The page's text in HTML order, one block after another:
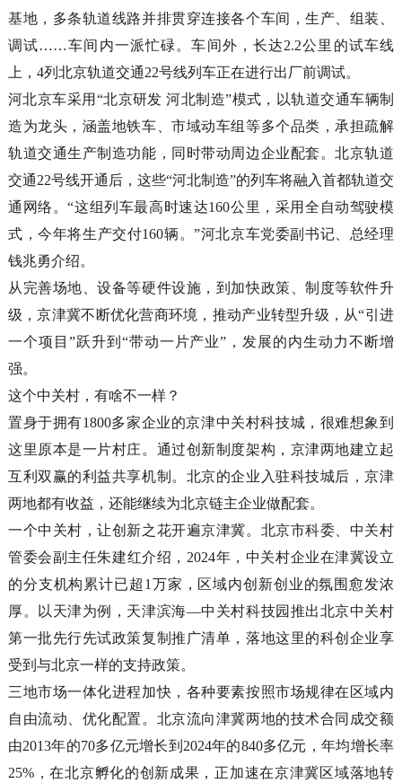
基地，多条轨道线路并排贯穿连接各个车间，生产、组装、
调试……车间内一派忙碌。车间外，长达2.2公里的试车线
上，4列北京轨道交通22号线列车正在进行出厂前调试。
河北京车采用“北京研发 河北制造”模式，以轨道交通车辆制
造为龙头，涵盖地铁车、市域动车组等多个品类，承担疏解
轨道交通生产制造功能，同时带动周边企业配套。北京轨道
交通22号线开通后，这些“河北制造”的列车将融入首都轨道交
通网络。“这组列车最高时速达160公里，采用全自动驾驶模
式，今年将生产交付160辆。”河北京车党委副书记、总经理
钱兆勇介绍。
从完善场地、设备等硬件设施，到加快政策、制度等软件升
级，京津冀不断优化营商环境，推动产业转型升级，从“引进
一个项目”跃升到“带动一片产业”，发展的内生动力不断增
强。
这个中关村，有啥不一样？
置身于拥有1800多家企业的京津中关村科技城，很难想象到
这里原本是一片村庄。通过创新制度架构，京津两地建立起
互利双赢的利益共享机制。北京的企业入驻科技城后，京津
两地都有收益，还能继续为北京链主企业做配套。
一个中关村，让创新之花开遍京津冀。北京市科委、中关村
管委会副主任朱建红介绍，2024年，中关村企业在津冀设立
的分支机构累计已超1万家，区域内创新创业的氛围愈发浓
厚。以天津为例，天津滨海—中关村科技园推出北京中关村
第一批先行先试政策复制推广清单，落地这里的科创企业享
受到与北京一样的支持政策。
三地市场一体化进程加快，各种要素按照市场规律在区域内
自由流动、优化配置。北京流向津冀两地的技术合同成交额
由2013年的70多亿元增长到2024年的840多亿元，年均增长率
25%，在北京孵化的创新成果，正加速在京津冀区域落地转